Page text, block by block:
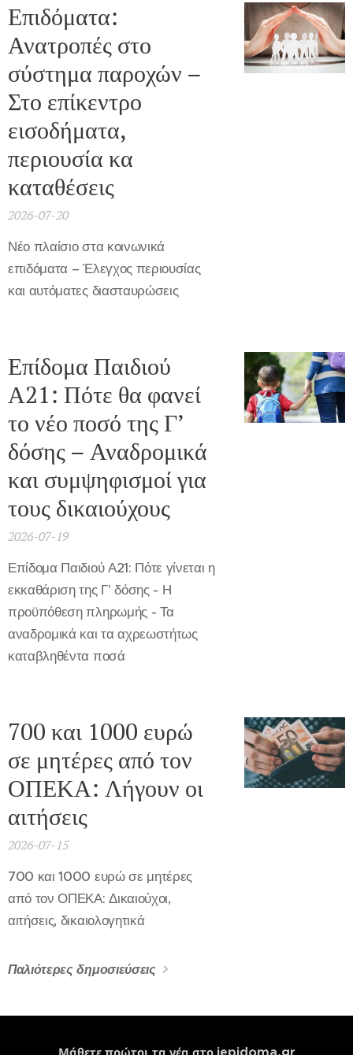
Επιδόματα:
Ανατροπές στο
σύστημα παροχών –
Στο επίκεντρο
εισοδήματα,
περιουσία κα
καταθέσεις
2026-07-20
Νέο πλαίσιο στα κοινωνικά
επιδόματα – Έλεγχος περιουσίας
και αυτόματες διασταυρώσεις
Επίδομα Παιδιού
Α21: Πότε θα φανεί
το νέο ποσό της Γ’
δόσης – Αναδρομικά
και συμψηφισμοί για
τους δικαιούχους
2026-07-19
Επίδομα Παιδιού Α21: Πότε γίνεται η
εκκαθάριση της Γ' δόσης - Η
προϋπόθεση πληρωμής - Τα
αναδρομικά και τα αχρεωστήτως
καταβληθέντα ποσά
700 και 1000 ευρώ
σε μητέρες από τον
ΟΠΕΚΑ: Λήγουν οι
αιτήσεις
2026-07-15
700 και 1000 ευρώ σε μητέρες
από τον ΟΠΕΚΑ: Δικαιούχοι,
αιτήσεις, δικαιολογητικά
Παλιότερες δημοσιεύσεις